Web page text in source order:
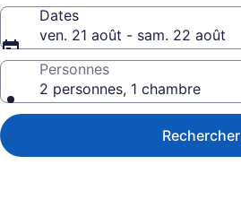
Dates
ven. 21 août - sam. 22 août
Personnes
2 personnes, 1 chambre
Rechercher